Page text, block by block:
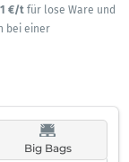
€/t für lose Ware und
bei einer
Big Bags